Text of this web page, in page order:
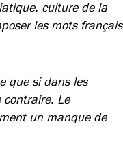
culture de la
les mots français
que si dans les
contraire. Le
un manque de